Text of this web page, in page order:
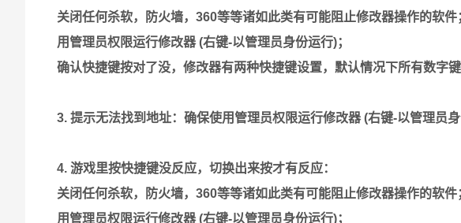
关闭任何杀软，防火墙，360等等诸如此类有可能阻止修改器操作的软件
用管理员权限运行修改器 (右键-以管理员身份运行)；
确认快捷键按对了没，修改器有两种快捷键设置，默认情况下所有数字
3. 提示无法找到地址：确保使用管理员权限运行修改器 (右键-以管理员
4. 游戏里按快捷键没反应，切换出来按才有反应：
关闭任何杀软，防火墙，360等等诸如此类有可能阻止修改器操作的软件
用管理员权限运行修改器 (右键-以管理员身份运行)；